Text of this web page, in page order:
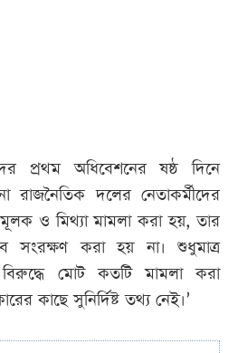
প্রথম অধিবেশনের ষষ্ঠ দিনে
রাজনৈতিক দলের নেতাকর্মীদের
ও মিথ্যা মামলা করা হয়, তার
সংরক্ষণ করা হয় না। শুধুমাত্র
বিরুদ্ধে মোট কতটি মামলা করা
কাছে সুনির্দিষ্ট তথ্য নেই।’